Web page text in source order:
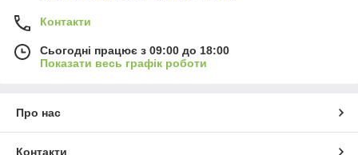
Контакти
Сьогодні працює з 09:00 до 18:00
Показати весь графік роботи
Про нас
Контакти